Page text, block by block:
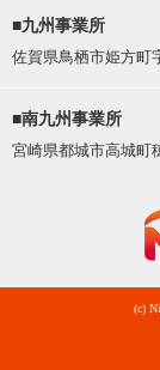
■九州事業所
佐賀県鳥栖市姫方町
■南九州事業所
宮崎県都城市高城町
(c)